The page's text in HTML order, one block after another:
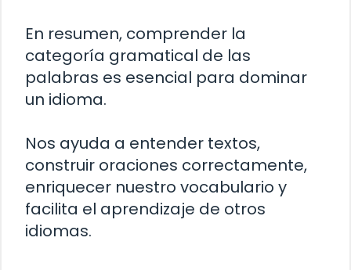
En resumen, comprender la
categoría gramatical de las
palabras es esencial para dominar
un idioma.
Nos ayuda a entender textos,
construir oraciones correctamente,
enriquecer nuestro vocabulario y
facilita el aprendizaje de otros
idiomas.